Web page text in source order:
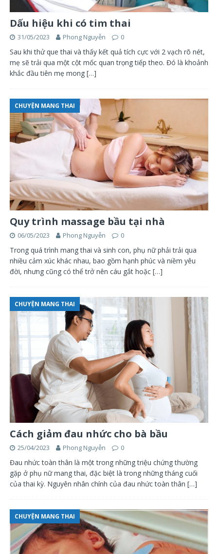
Dấu hiệu khi có tim thai
31/05/2023 Phong Nguyễn 0
Sau khi thử que thai và thấy kết quả tích cực với 2 vạch rõ nét,
mẹ sẽ trải qua một cột mốc quan trọng tiếp theo. Đó là khoảnh
khắc đầu tiên mẹ mong […]
CHUYỆN MANG THAI
Quy trình massage bầu tại nhà
06/05/2023 Phong Nguyễn 0
Trong quá trình mang thai và sinh con, phụ nữ phải trải qua
nhiều cảm xúc khác nhau, bao gồm hạnh phúc và niềm yêu
đời, nhưng cũng có thể trở nên cáu gắt hoặc […]
CHUYỆN MANG THAI
Cách giảm đau nhức cho bà bầu
25/04/2023 Phong Nguyễn 0
Đau nhức toàn thân là một trong những triệu chứng thường
gặp ở phụ nữ mang thai, đặc biệt là trong những tháng cuối
của thai kỳ. Nguyên nhân chính của đau nhức toàn thân […]
CHUYỆN MANG THAI